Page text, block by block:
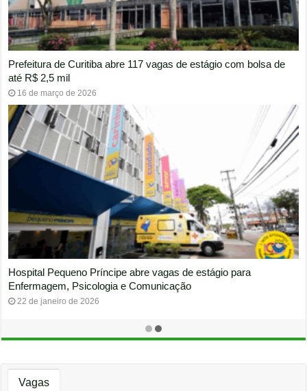
Prefeitura de Curitiba abre 117 vagas de estágio
14 de abril de 2026
Colégio Positivo abre vaga de Estágio em
estudantes de Pedagogia ou Psicologia no Alto
18 de março de 2026
com bolsa de
para
Vagas